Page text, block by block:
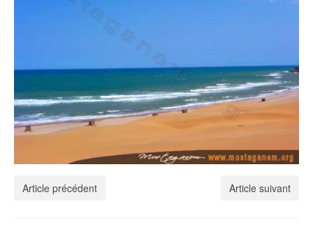
El Arsa
Couché de soleil
Route d’Oran
Visiter
Musées
Article précédent Article suivant